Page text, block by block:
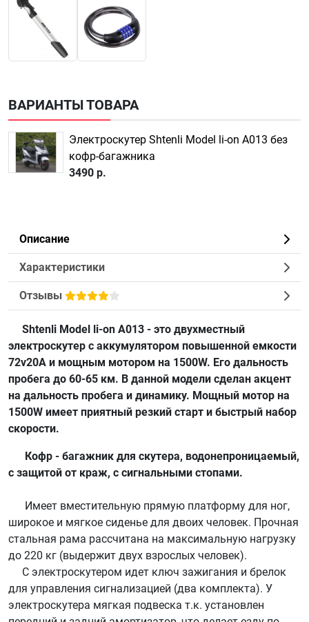
ВАРИАНТЫ ТОВАРА
Электроскутер Shtenli Model li-on A013 без
кофр-багажника
3490 р.
Описание
Характеристики
Отзывы
Shtenli Model li-on A013 - это двухместный
электроскутер с аккумулятором повышенной емкости
72v20А и мощным мотором на 1500W. Его дальность
пробега до 60-65 км. В данной модели сделан акцент
на дальность пробега и динамику. Мощный мотор на
1500W имеет приятный резкий старт и быстрый набор
скорости.
Кофр - багажник для скутера, водонепроницаемый,
с защитой от краж, с сигнальными стопами.
Имеет вместительную прямую платформу для ног,
широкое и мягкое сиденье для двоих человек. Прочная
стальная рама рассчитана на максимальную нагрузку
до 220 кг (выдержит двух взрослых человек).
С электроскутером идет ключ зажигания и брелок
для управления сигнализацией (два комплекта). У
электроскутера мягкая подвеска т.к. установлен